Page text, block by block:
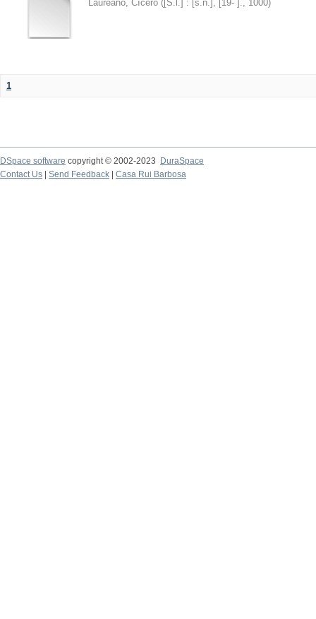
Laureano, Cícero ([S.l.] : [s.n.], [19- ]., 1000)
1
DSpace software copyright © 2002-2023
DuraSpace
Contact Us
Send Feedback Casa Rui Barbosa